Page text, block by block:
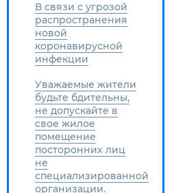
В связи с угрозой
распространения
новой
коронавирусной
инфекции
Уважаемые жители
будьте бдительны,
не допускайте в
свое жилое
помещение
посторонних лиц
не
специализированной
организации.